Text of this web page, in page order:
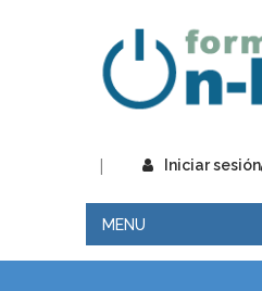
Iniciar sesión
|
MENU